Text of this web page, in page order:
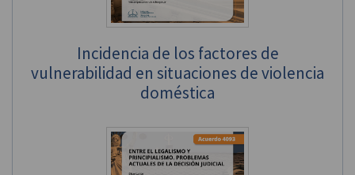
Incidencia de los factores de
vulnerabilidad en situaciones de violencia
doméstica